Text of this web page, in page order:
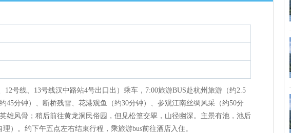
号线、13号线汉中路站4号出口出）乘车，7:00旅游BUS赴杭州旅游（约2.5
45分钟）、断桥残雪、花港观鱼（约30分钟）、参观江南丝绸风采（约50分
风骨；稍后前往黄龙洞民俗园，但见松篁交翠，山径幽深。主景有池，池后
）。约下午五点左右结束行程，乘旅游bus前往酒店入住。